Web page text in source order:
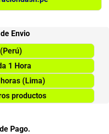
Envio
1 Hora
(Lima)
productos
Pago.